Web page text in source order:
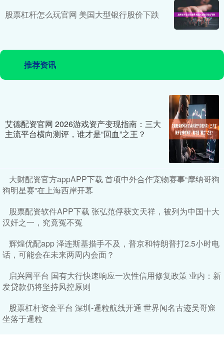
股票杠杆怎么玩官网 美国大型银行股价下跌
推荐资讯
艾德配资官网 2026游戏资产变现指南：三大
主流平台横向测评，谁才是“回血”之王？
大财配资官方appAPP下载 首项中外合作宠物赛事“摩纳哥狗
狗明星赛”在上海西岸开幕
股票配资软件APP下载 张弘范俘获文天祥，被列为中国十大
汉奸之一，究竟冤不冤
辉煌优配app 泽连斯基措手不及，普京和特朗普打2.5小时电
话，可能会在未来两周内会面？
启兴网平台 国有大行快速响应一次性信用修复政策 业内：新
发贷款仍将坚持风控原则
股票杠杆资金平台 深圳-暹粒航线开通 世界闻名古迹吴哥窟
坐落于暹粒